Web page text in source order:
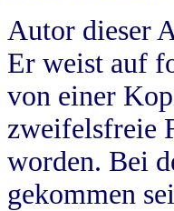
Autor dieser
Er weist auf
von einer
zweifelsfreie
worden. Bei
gekommen